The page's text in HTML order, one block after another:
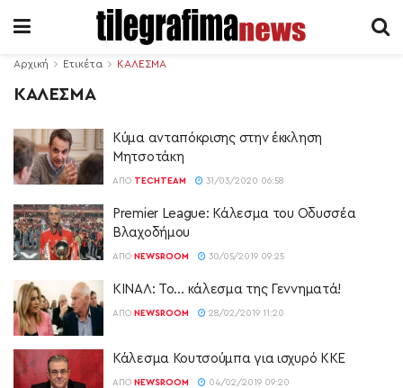
Αρχική Ετικέτα ΚΑΛΕΣΜΑ
ΚΑΛΕΣΜΑ
Κύμα ανταπόκρισης στην έκκληση
Μητσοτάκη
ΑΠΌ TECHTEAM 31/03/2020 06:58
Premier League: Κάλεσμα του Οδυσσέα
Βλαχοδήμου
ΑΠΌ NEWSROOM 30/05/2019 09:25
ΚΙΝΑΛ: Το… κάλεσμα της Γεννηματά!
ΑΠΌ NEWSROOM 28/02/2019 11:20
Κάλεσμα Κουτσούμπα για ισχυρό ΚΚΕ
ΑΠΌ NEWSROOM 04/02/2019 09:20